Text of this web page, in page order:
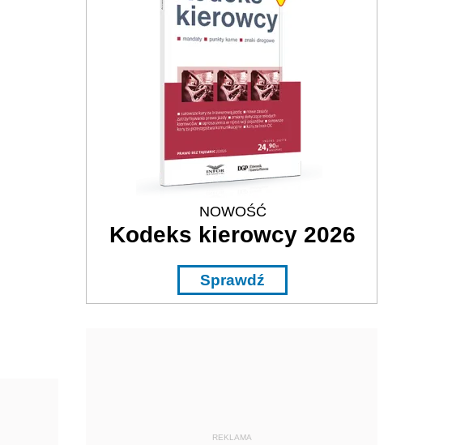
NOWOŚĆ
Kodeks kierowcy 2026
Sprawdź
REKLAMA